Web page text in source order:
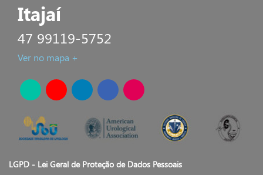
Itajaí
47 99119-5752
Ver no mapa +
LGPD - Lei Geral de Proteção de Dados Pessoais